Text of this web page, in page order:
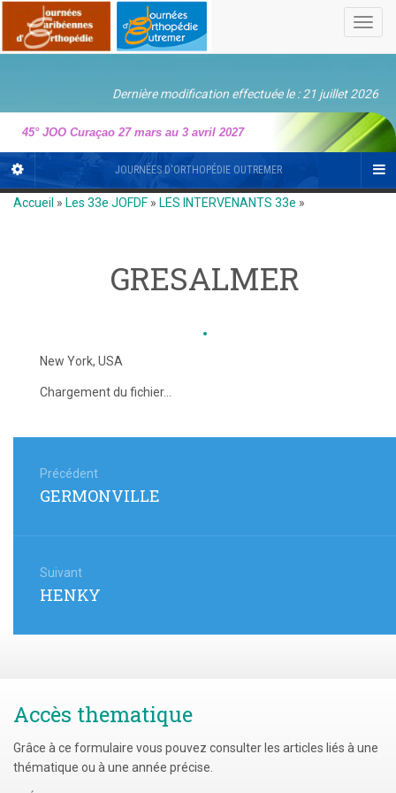
Dernière modification effectuée le : 21 juillet 2026
45° JOO Curaçao 27 mars au 3 avril 2027
JOURNÉES D'ORTHOPÉDIE OUTREMER
Accueil » Les 33e JOFDF » LES INTERVENANTS 33e »
GRESALMER
New York, USA
Chargement du fichier...
dePrécédent
Article
GERMONVILLE
Suivant
Article
HENKY
Accès thematique
Grâce à ce formulaire vous pouvez consulter les articles liés à une
thématique ou à une année précise.